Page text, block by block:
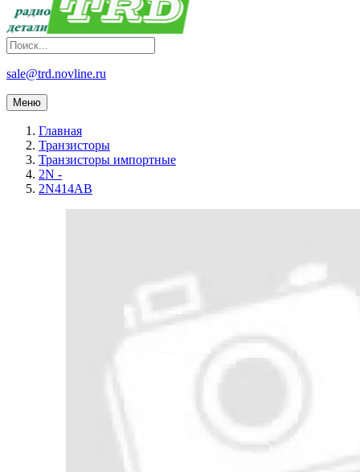
sale@trd.novline.ru
Меню
Главная
Транзисторы
Транзисторы импортные
2N -
2N414AB